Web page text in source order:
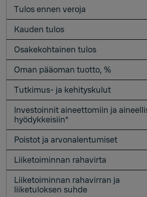
Tulos ennen veroja
Kauden tulos
Osakekohtainen tulos
Oman pääoman tuotto, %
Tutkimus- ja kehityskulut
Investoinnit aineettomiin ja
hyödykkeisiin*
Poistot ja arvonalentumiset
Liiketoiminnan rahavirta
Liiketoiminnan rahavirran ja
liiketuloksen suhde